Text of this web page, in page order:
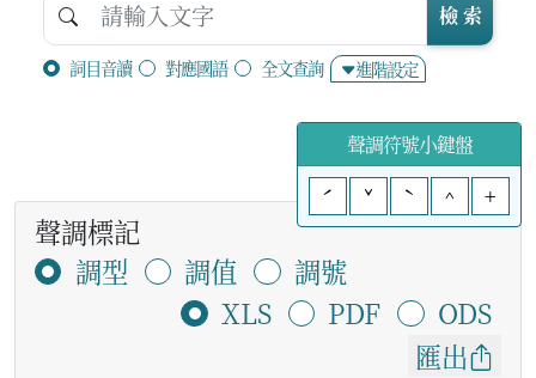
詞目音讀 對應國語 全文查詢 進階設定
檢 索
聲調符號小鍵盤
ˊ
ˇ ˋ ^ +
聲調標記
調型
調值
調號
XLS
PDF
ODS
匯出